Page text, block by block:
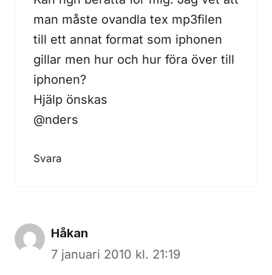
man måste ovandla tex mp3filen
till ett annat format som iphonen
gillar men hur och hur föra över till
iphonen?
Hjälp önskas
@nders
Svara
Håkan
7 januari 2010 kl. 21:19